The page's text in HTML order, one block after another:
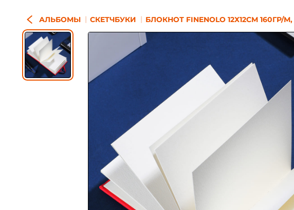
АЛЬБОМЫ СКЕТЧБУКИ БЛОКНОТ FINENOLO 12Х12СМ